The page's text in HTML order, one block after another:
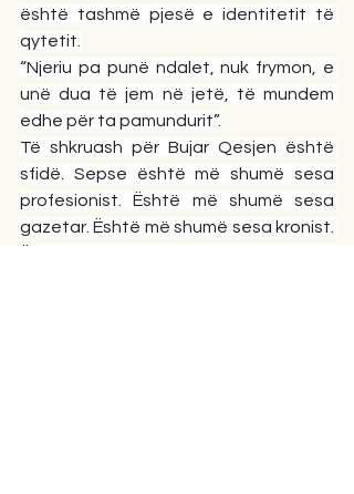
është tashmë pjesë e identitetit të
qytetit.
“Njeriu pa punë ndalet, nuk frymon, e
unë dua të jem në jetë, të mundem
edhe për ta pamundurit”.
Të shkruash për Bujar Qesjen është
sfidë. Sepse është më shumë sesa
profesionist. Është më shumë sesa
gazetar. Është më shumë sesa kronist.